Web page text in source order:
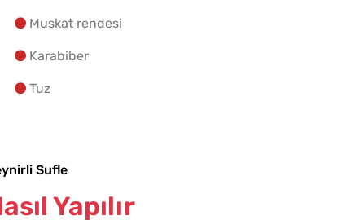
Muskat rendesi
Karabiber
Tuz
Sufle
Yapılır